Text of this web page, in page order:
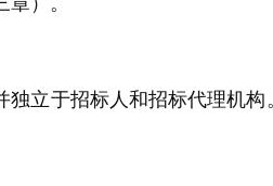
立于招标人和招标代理机构